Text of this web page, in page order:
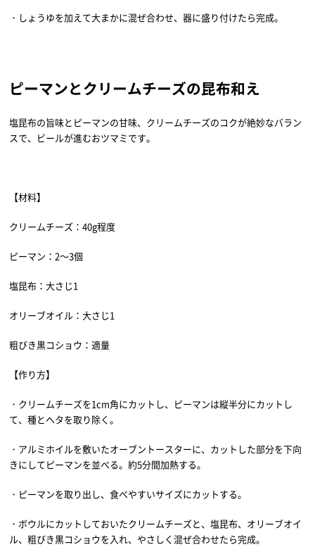
・しょうゆを加えて大まかに混ぜ合わせ、器に盛り付けたら完成。
ピーマンとクリームチーズの昆布和え
塩昆布の旨味とピーマンの甘味、クリームチーズのコクが絶妙なバラン
スで、ビールが進むおツマミです。
【材料】
クリームチーズ：40g程度
ピーマン：2～3個
塩昆布：大さじ1
オリーブオイル：大さじ1
粗びき黒コショウ：適量
【作り方】
・クリームチーズを1cm角にカットし、ピーマンは縦半分にカットし
て、種とヘタを取り除く。
・アルミホイルを敷いたオーブントースターに、カットした部分を下向
きにしてピーマンを並べる。約5分間加熱する。
・ピーマンを取り出し、食べやすいサイズにカットする。
・ボウルにカットしておいたクリームチーズと、塩昆布、オリーブオイ
ル、粗びき黒コショウを入れ、やさしく混ぜ合わせたら完成。